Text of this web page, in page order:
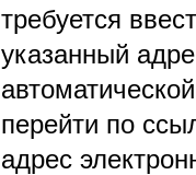
требуется
указанный
перейти по
адрес